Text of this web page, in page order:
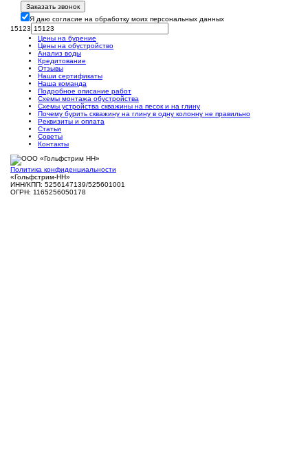
Заказать звонок
Я даю согласие на обработку моих персональных данных
15123
Цены на бурение
Цены на обустройство
Анализ воды
Кредитование
Отзывы
Наши сертификаты
Наша команда
Подробное описание работ
Схемы монтажа обустройства
Схемы устройства скважины на песок и на глину
Почему бурить скважину на глину в одну колонну не правильно
Реквизиты и оплата
Статьи
Советы
Контакты
Политика конфиденциальности
«Гольфстрим-НН»
ИНН/КПП: 5256147139/525601001
ОГРН: 1165256050178